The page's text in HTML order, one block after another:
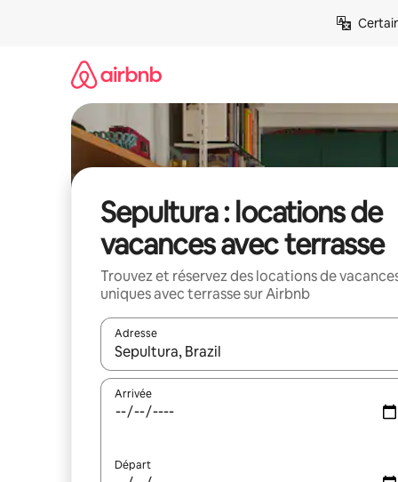
Sepultura : locations de
vacances avec terrasse
Trouvez et réservez des locations de
uniques avec terrasse sur Airbnb
Adresse
Lorsque les résultats s'affichent, utilisez les
Arrivée
Départ